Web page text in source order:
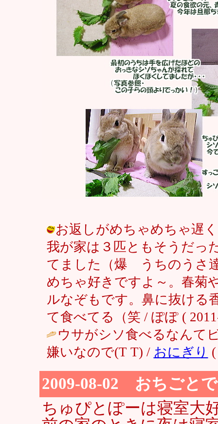
お返しがめちゃめちゃ遅
我が家は３匹ともそうだっ
てました（爆 うちのうさ
めちゃ好きですよ～。春菊
ルなぞもです。鼻に抜ける
て食べてる（笑 / ぽぽ (
ウサがシソ食べるなんて
嫌いなので(T T) / おにぎり
2009-08-02 おちごと
ちゅぴとぽーは寝室大